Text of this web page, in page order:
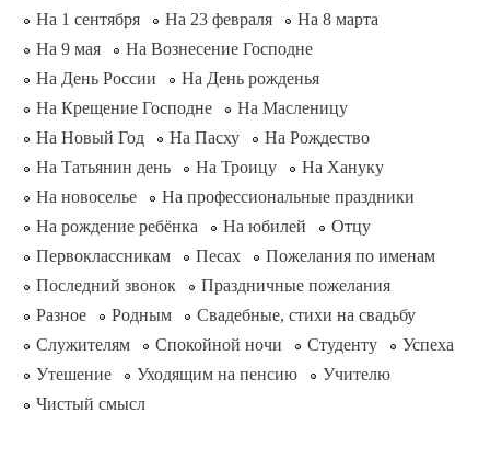
На 1 сентября
На 23 февраля
На 8 марта
На 9 мая
На Вознесение Господне
На День России
На День рожденья
На Крещение Господне
На Масленицу
На Новый Год
На Пасху
На Рождество
На Татьянин день
На Троицу
На Хануку
На новоселье
На профессиональные праздники
На рождение ребёнка
На юбилей
Отцу
Первоклассникам
Песах
Пожелания по именам
Последний звонок
Праздничные пожелания
Разное
Родным
Свадебные, стихи на свадьбу
Служителям
Спокойной ночи Студенту
Успеха
Утешение
Уходящим на пенсию
Учителю
Чистый смысл